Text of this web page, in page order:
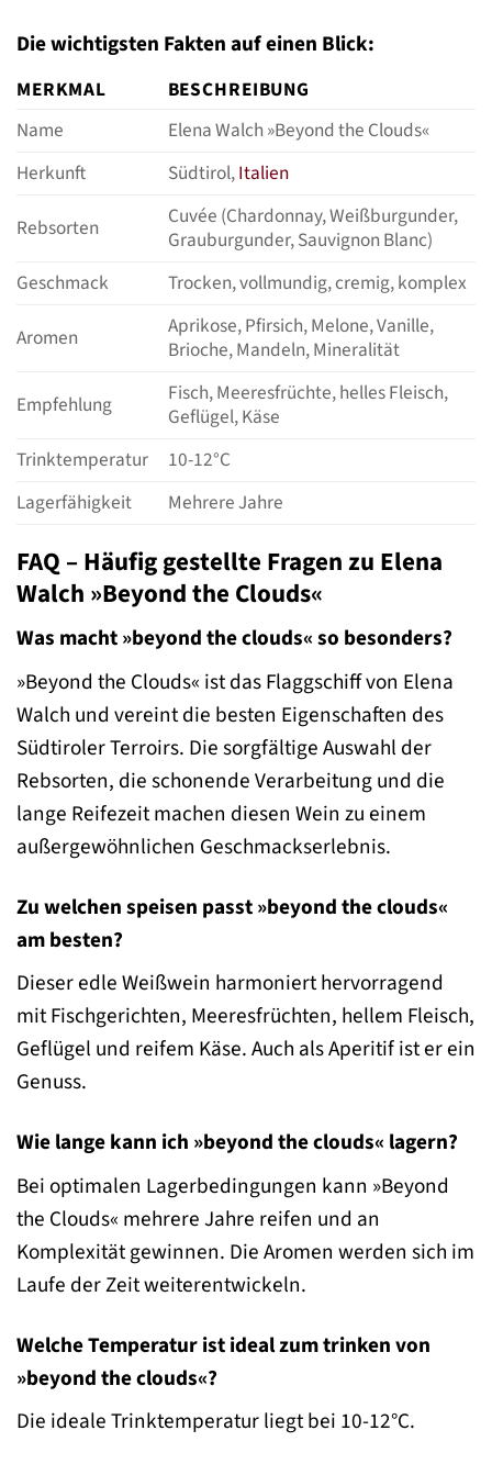
Die wichtigsten Fakten auf einen Blick:
MERKMAL
BESCHREIBUNG
Name
Elena Walch »Beyond the Clouds«
Herkunft
Südtirol,Italien
Rebsorten
Cuvée (Chardonnay, Weißburgunder,
Grauburgunder, Sauvignon Blanc)
Geschmack
Trocken, vollmundig, cremig, komplex
Aromen
Aprikose, Pfirsich, Melone, Vanille,
Brioche, Mandeln, Mineralität
Empfehlung
Fisch, Meeresfrüchte, helles Fleisch,
Geflügel, Käse
Trinktemperatur
10-12°C
Lagerfähigkeit
Mehrere Jahre
FAQ – Häufig gestellte Fragen zu Elena
Walch »Beyond the Clouds«
Was macht »beyond the clouds« so besonders?
»Beyond the Clouds« ist das Flaggschiff von Elena
Walch und vereint die besten Eigenschaften des
Südtiroler Terroirs. Die sorgfältige Auswahl der
Rebsorten, die schonende Verarbeitung und die
lange Reifezeit machen diesen Wein zu einem
außergewöhnlichen Geschmackserlebnis.
Zu welchen speisen passt »beyond the clouds«
am besten?
Dieser edle Weißwein harmoniert hervorragend
mit Fischgerichten, Meeresfrüchten, hellem Fleisch,
Geflügel und reifem Käse. Auch als Aperitif ist er ein
Genuss.
Wie lange kann ich »beyond the clouds« lagern?
Bei optimalen Lagerbedingungen kann »Beyond
the Clouds« mehrere Jahre reifen und an
Komplexität gewinnen. Die Aromen werden sich im
Laufe der Zeit weiterentwickeln.
Welche Temperatur ist ideal zum trinken von
»beyond the clouds«?
Die ideale Trinktemperatur liegt bei 10-12°C.